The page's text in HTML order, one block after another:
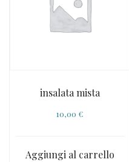
insalata mista
10,00 €
Aggiungi al carrello